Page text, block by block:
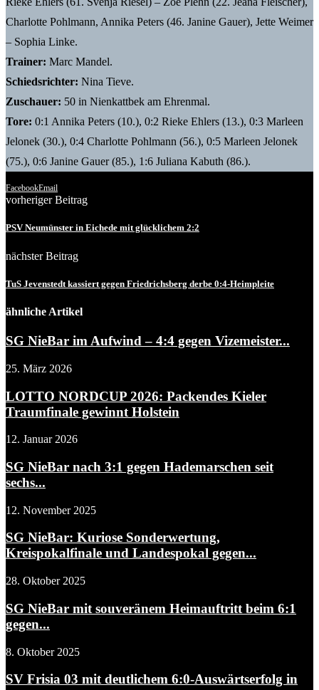
Charlotte Pohlmann, Annika Peters (46. Janine Gauer), Jette Weimer
– Sophia Linke.
Trainer: Marc Mandel.
Schiedsrichter: Nina Tieve.
Zuschauer: 50 in Nienkattbek am Ehrenmal.
Tore: 0:1 Annika Peters (10.), 0:2 Rieke Ehlers (13.), 0:3 Marleen
Jelonek (30.), 0:4 Charlotte Pohlmann (56.), 0:5 Marleen Jelonek
(75.), 0:6 Janine Gauer (85.), 1:6 Juliana Kabuth (86.).
FacebookEmail
vorheriger Beitrag
PSV Neumünster in Eichede mit glücklichem 2:2
nächster Beitrag
TuS Jevenstedt kassiert gegen Friedrichsberg derbe 0:4-Heimpleite
ähnliche Artikel
SG NieBar im Aufwind – 4:4 gegen Vizemeister...
25. März 2026
LOTTO NORDCUP 2026: Packendes Kieler
Traumfinale gewinnt Holstein
12. Januar 2026
SG NieBar nach 3:1 gegen Hademarschen seit
sechs...
12. November 2025
SG NieBar: Kuriose Sonderwertung,
Kreispokalfinale und Landespokal gegen...
28. Oktober 2025
SG NieBar mit souveränem Heimauftritt beim 6:1
gegen...
8. Oktober 2025
SV Frisia 03 mit deutlichem 6:0-Auswärtserfolg in